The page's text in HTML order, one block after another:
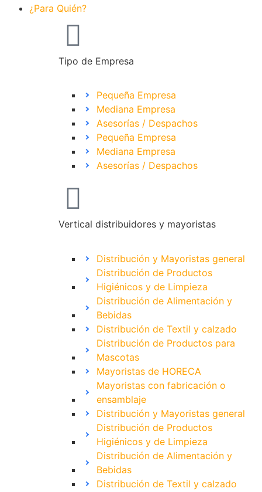
¿Para Quién?
Tipo de Empresa
Pequeña Empresa
Mediana Empresa
Asesorías / Despachos
Pequeña Empresa
Mediana Empresa
Asesorías / Despachos
Vertical distribuidores y mayoristas
Distribución y Mayoristas general
Distribución de Productos
Higiénicos y de Limpieza
Distribución de Alimentación y
Bebidas
Distribución de Textil y calzado
Distribución de Productos para
Mascotas
Mayoristas de HORECA
Mayoristas con fabricación o
ensamblaje
Distribución y Mayoristas general
Distribución de Productos
Higiénicos y de Limpieza
Distribución de Alimentación y
Bebidas
Distribución de Textil y calzado